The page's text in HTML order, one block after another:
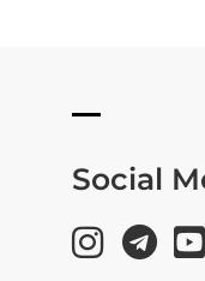
Social